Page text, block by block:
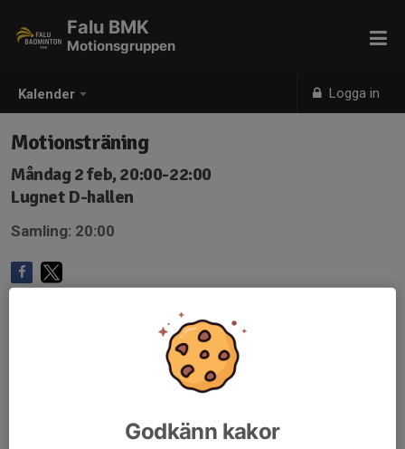
Kalender Logga in
Falu BMK
Motionsgruppen
Motionsträning
Måndag 2 feb, 20:00-22:00
Lugnet D-hallen
Samling: 20:00
Godkänn kakor